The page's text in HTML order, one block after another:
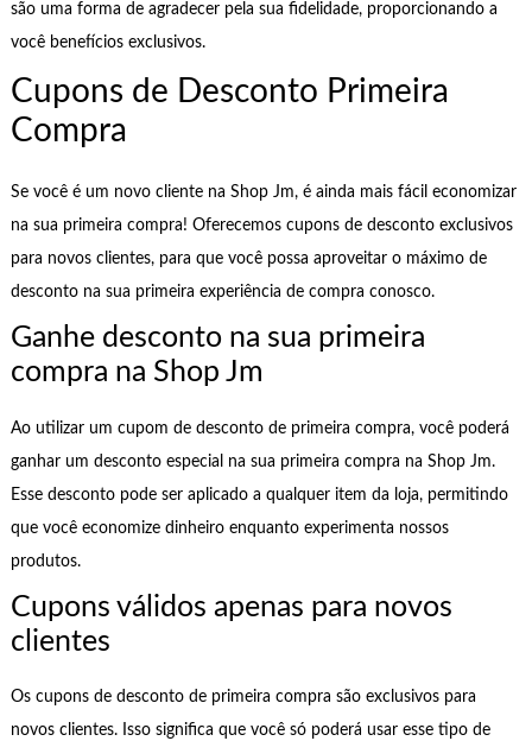
são uma forma de agradecer pela sua fidelidade, proporcionando a
você benefícios exclusivos.
Cupons de Desconto Primeira
Compra
Se você é um novo cliente na Shop Jm, é ainda mais fácil economizar
na sua primeira compra! Oferecemos cupons de desconto exclusivos
para novos clientes, para que você possa aproveitar o máximo de
desconto na sua primeira experiência de compra conosco.
Ganhe desconto na sua primeira
compra na Shop Jm
Ao utilizar um cupom de desconto de primeira compra, você poderá
ganhar um desconto especial na sua primeira compra na Shop Jm.
Esse desconto pode ser aplicado a qualquer item da loja, permitindo
que você economize dinheiro enquanto experimenta nossos
produtos.
Cupons válidos apenas para novos
clientes
Os cupons de desconto de primeira compra são exclusivos para
novos clientes. Isso significa que você só poderá usar esse tipo de